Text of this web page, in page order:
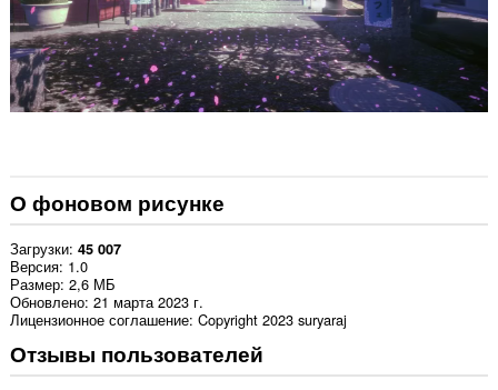
О фоновом рисунке
Загрузки 45 007
Версия 1.0
Размер 2,6 МБ
Обновлено 21 марта 2023 г.
Лицензионное соглашение Copyright 2023 suryaraj
Отзывы пользователей